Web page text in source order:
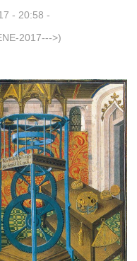
- 20:58 -
2017--->)